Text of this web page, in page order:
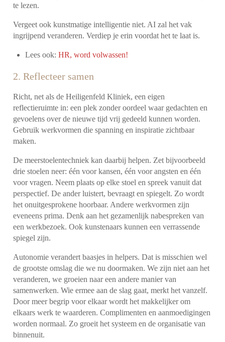
te lezen.
Vergeet ook kunstmatige intelligentie niet. AI zal het vak
ingrijpend veranderen. Verdiep je erin voordat het te laat is.
Lees ook:HR, word volwassen!
2. Reflecteer samen
Richt, net als de Heiligenfeld Kliniek, een eigen
reflectieruimte in: een plek zonder oordeel waar gedachten en
gevoelens over de nieuwe tijd vrij gedeeld kunnen worden.
Gebruik werkvormen die spanning en inspiratie zichtbaar
maken.
De meerstoelentechniek kan daarbij helpen. Zet bijvoorbeeld
drie stoelen neer: één voor kansen, één voor angsten en één
voor vragen. Neem plaats op elke stoel en spreek vanuit dat
perspectief. De ander luistert, bevraagt en spiegelt. Zo wordt
het onuitgesprokene hoorbaar. Andere werkvormen zijn
eveneens prima. Denk aan het gezamenlijk nabespreken van
een werkbezoek. Ook kunstenaars kunnen een verrassende
spiegel zijn.
Autonomie verandert baasjes in helpers. Dat is misschien wel
de grootste omslag die we nu doormaken. We zijn niet aan het
veranderen, we groeien naar een andere manier van
samenwerken. Wie ermee aan de slag gaat, merkt het vanzelf.
Door meer begrip voor elkaar wordt het makkelijker om
elkaars werk te waarderen. Complimenten en aanmoedigingen
worden normaal. Zo groeit het systeem en de organisatie van
binnenuit.